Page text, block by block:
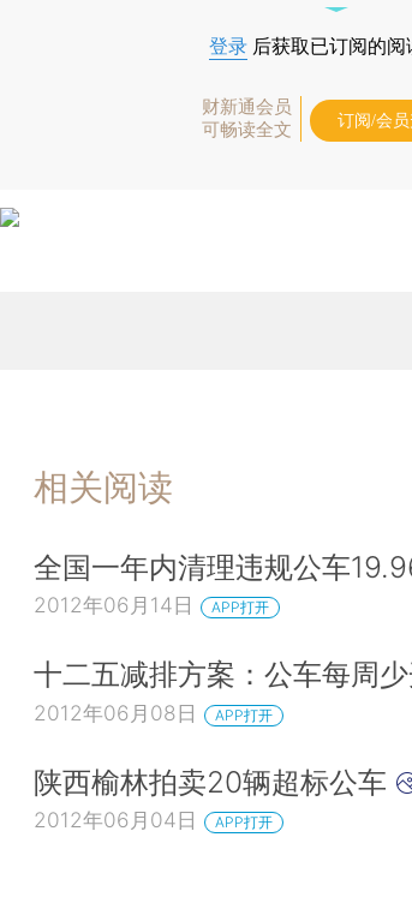
登录 后获取已订阅的阅
财新通会员
可畅读全文
订阅/会员
相关阅读
全国一年内清理违规公车
2012年06月14日 APP打开
十二五减排方案：公车每周
2012年06月08日 APP打开
陕西榆林拍卖20辆超标公车
2012年06月04日 APP打开